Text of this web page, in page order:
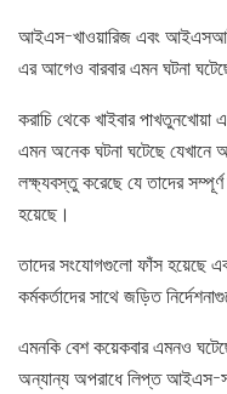
আইএস-খাওয়ারিজ এবং
এর আগেও বারবার এমন ঘটনা
করাচি থেকে খাইবার
এমন অনেক ঘটনা ঘটেছে যেখানে
লক্ষ্যবস্তু করেছে যে তাদের
হয়েছে।
তাদের সংযোগগুলো ফাঁস হয়েছে
কর্মকর্তাদের সাথে জড়িত
এমনকি বেশ কয়েকবার এমনও
অন্যান্য অপরাধে লিপ্ত আইএস-